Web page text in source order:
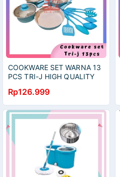
COOKWARE SET WARNA 13
PCS TRI-J HIGH QUALITY
WARNA 13 PCS COOKWARE
13 PCS
Rp126.999